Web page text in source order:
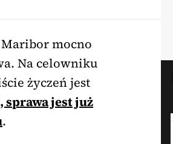
Maribor mocno
Na celowniku
życzeń jest
jest już
.